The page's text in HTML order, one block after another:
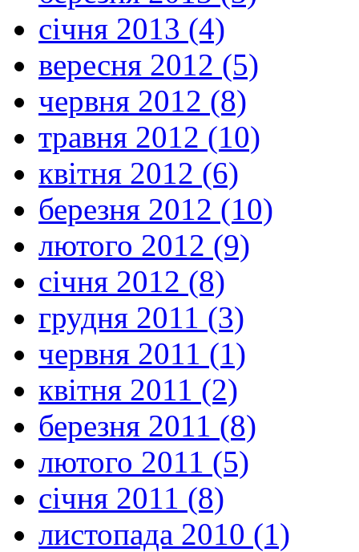
січня 2013 (4)
вересня 2012 (5)
червня 2012 (8)
травня 2012 (10)
квітня 2012 (6)
березня 2012 (10)
лютого 2012 (9)
січня 2012 (8)
грудня 2011 (3)
червня 2011 (1)
квітня 2011 (2)
березня 2011 (8)
лютого 2011 (5)
січня 2011 (8)
листопада 2010 (1)